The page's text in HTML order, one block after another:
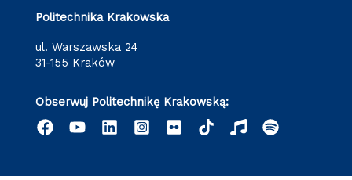
Politechnika Krakowska
ul. Warszawska 24
31-155 Kraków
Obserwuj Politechnikę Krakowską: